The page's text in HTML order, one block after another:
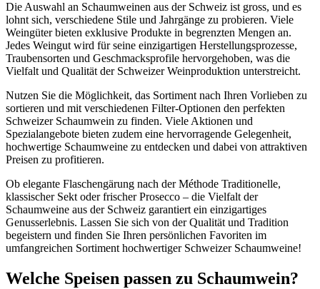
Die Auswahl an Schaumweinen aus der Schweiz ist gross, und es
lohnt sich, verschiedene Stile und Jahrgänge zu probieren. Viele
Weingüter bieten exklusive Produkte in begrenzten Mengen an.
Jedes Weingut wird für seine einzigartigen Herstellungsprozesse,
Traubensorten und Geschmacksprofile hervorgehoben, was die
Vielfalt und Qualität der Schweizer Weinproduktion unterstreicht.
Nutzen Sie die Möglichkeit, das Sortiment nach Ihren Vorlieben zu
sortieren und mit verschiedenen Filter-Optionen den perfekten
Schweizer Schaumwein zu finden. Viele Aktionen und
Spezialangebote bieten zudem eine hervorragende Gelegenheit,
hochwertige Schaumweine zu entdecken und dabei von attraktiven
Preisen zu profitieren.
Ob elegante Flaschengärung nach der Méthode Traditionelle,
klassischer Sekt oder frischer Prosecco – die Vielfalt der
Schaumweine aus der Schweiz garantiert ein einzigartiges
Genusserlebnis. Lassen Sie sich von der Qualität und Tradition
begeistern und finden Sie Ihren persönlichen Favoriten im
umfangreichen Sortiment hochwertiger Schweizer Schaumweine!
Welche Speisen passen zu Schaumwein?